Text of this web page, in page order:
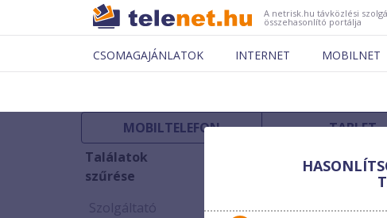
A netrisk.hu távközlési
összehasonlító portálja
CSOMAGAJÁNLATOK INTERNET MOBILNET
MOBILTELEFON TABLET
Találatok
szűrése
Szolgáltató
Nincs